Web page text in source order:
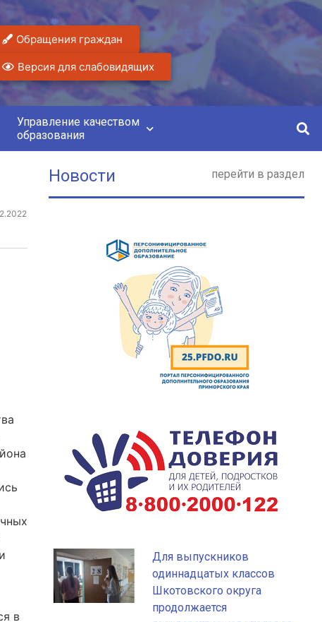
Обращения граждан
Версия для слабовидящих
Управление качеством
образования
в
Новости перейти в раздел
Для выпускников
одиннадцатых классов
Шкотовского округа
продолжается